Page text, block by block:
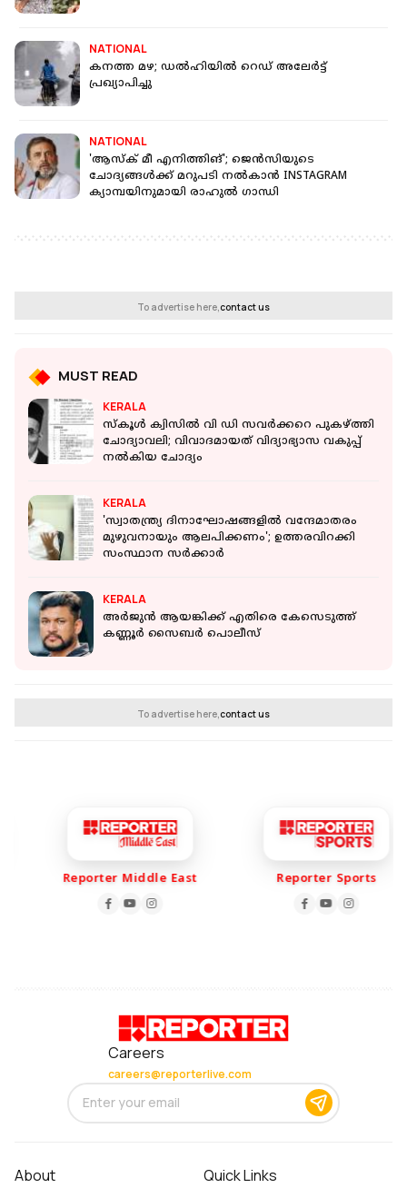
NATIONAL
കനത്ത മഴ; ഡല്‍ഹിയില്‍ റെഡ് അലേര്‍ട്ട്
പ്രഖ്യാപിച്ചു
NATIONAL
'ആസ്‌ക് മീ എനിത്തിങ്'; ജെന്‍സിയുടെ
ചോദ്യങ്ങള്‍ക്ക് മറുപടി നല്‍കാന്‍ INSTAGRAM
ക്യാമ്പയിനുമായി രാഹുല്‍ ഗാന്ധി
To advertise here,contact us
MUST READ
KERALA
സ്‌കൂള്‍ ക്വിസില്‍ വി ഡി സവര്‍ക്കറെ പുകഴ്ത്തി
ചോദ്യാവലി; വിവാദമായത് വിദ്യാഭ്യാസ വകുപ്പ്
നല്‍കിയ ചോദ്യം
KERALA
'സ്വാതന്ത്ര്യ ദിനാഘോഷങ്ങളിൽ വന്ദേമാതരം
മുഴുവനായും ആലപിക്കണം'; ഉത്തരവിറക്കി
സംസ്ഥാന സർക്കാർ
KERALA
അര്‍ജുന്‍ ആയങ്കിക്ക് എതിരെ കേസെടുത്ത്
കണ്ണൂര്‍ സൈബര്‍ പൊലീസ്
To advertise here,contact us
Reporter Middle East Reporter Sports
Careers
careers@reporterlive.com
About Quick Links